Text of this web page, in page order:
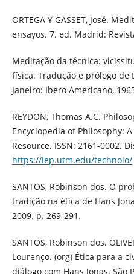
ORTEGA Y GASSET, José.
ensayos. 7. ed. Madrid:
Meditação da técnica:
física. Tradução e prólogo de
Janeiro: Ibero Americano,
REYDON, Thomas A.C.
Encyclopedia of Philosophy:
Resource. ISSN: 2161-0002.
https://iep.utm.edu/technolo/
SANTOS, Robinson dos. O
tradição na ética de Hans
2009. p. 269-291.
SANTOS, Robinson dos.
Lourenço. (org) Ética para a
diálogo com Hans Jonas. São